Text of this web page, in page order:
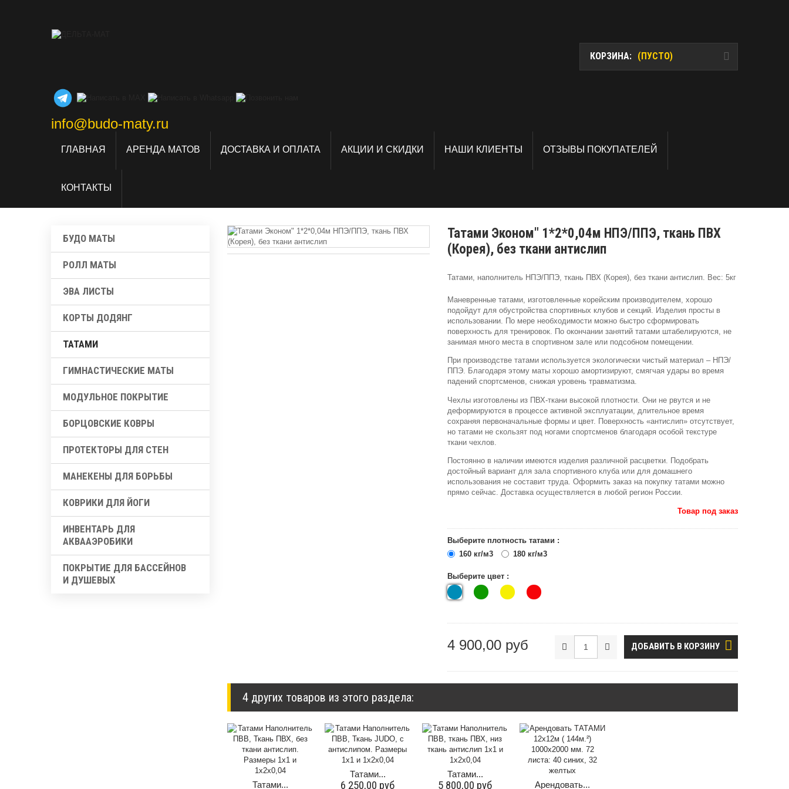
info@budo-maty.ru
ГЛАВНАЯ АРЕНДА МАТОВ ДОСТАВКА И ОПЛАТА АКЦИИ И СКИДКИ НАШИ КЛИЕНТЫ ОТЗЫВЫ ПОКУПАТЕЛЕЙ
КОНТАКТЫ
КОРЗИНА: (ПУСТО)
БУДО МАТЫ
РОЛЛ МАТЫ
ЭВА ЛИСТЫ
КОРТЫ ДОДЯНГ
ТАТАМИ
ГИМНАСТИЧЕСКИЕ МАТЫ
МОДУЛЬНОЕ ПОКРЫТИЕ
БОРЦОВСКИЕ КОВРЫ
ПРОТЕКТОРЫ ДЛЯ СТЕН
МАНЕКЕНЫ ДЛЯ БОРЬБЫ
КОВРИКИ ДЛЯ ЙОГИ
ИНВЕНТАРЬ ДЛЯ
АКВААЭРОБИКИ
ПОКРЫТИЕ ДЛЯ БАССЕЙНОВ
И ДУШЕВЫХ
Татами Эконом" 1*2*0,04м НПЭ/ППЭ, ткань ПВХ
(Корея), без ткани антислип
Татами, наполнитель НПЭ/ППЭ, ткань ПВХ (Корея), без ткани антислип. Вес: 5кг
Маневренные татами, изготовленные корейским производителем, хорошо
подойдут для обустройства спортивных клубов и секций. Изделия просты в
использовании. По мере необходимости можно быстро сформировать
поверхность для тренировок. По окончании занятий татами штабелируются, не
занимая много места в спортивном зале или подсобном помещении.
При производстве татами используется экологически чистый материал – НПЭ/
ППЭ. Благодаря этому маты хорошо амортизируют, смягчая удары во время
падений спортсменов, снижая уровень травматизма.
Чехлы изготовлены из ПВХ-ткани высокой плотности. Они не рвутся и не
деформируются в процессе активной эксплуатации, длительное время
сохраняя первоначальные формы и цвет. Поверхность «антислип» отсутствует,
но татами не скользят под ногами спортсменов благодаря особой текстуре
ткани чехлов.
Постоянно в наличии имеются изделия различной расцветки. Подобрать
достойный вариант для зала спортивного клуба или для домашнего
использования не составит труда. Оформить заказ на покупку татами можно
прямо сейчас. Доставка осуществляется в любой регион России.
Товар под заказ
Выберите плотность татами :
160 кг/м3
180 кг/м3
Выберите цвет :
4 900,00 руб ДОБАВИТЬ В КОРЗИНУ
4 других товаров из этого раздела:
Татами...
Татами...
6 250,00 руб
Татами...
5 800,00 руб Арендовать...